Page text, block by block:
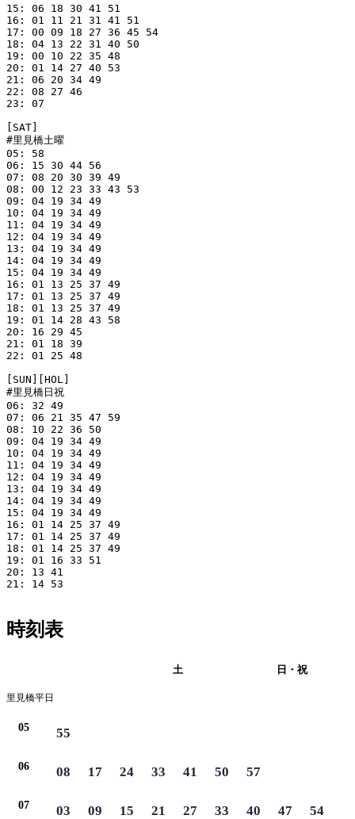
15: 06 18 30 41 51
16: 01 11 21 31 41 51
17: 00 09 18 27 36 45 54
18: 04 13 22 31 40 50
19: 00 10 22 35 48
20: 01 14 27 40 53
21: 06 20 34 49
22: 08 27 46
23: 07
[SAT]
#里見橋土曜
05: 58
06: 15 30 44 56
07: 08 20 30 39 49
08: 00 12 23 33 43 53
09: 04 19 34 49
10: 04 19 34 49
11: 04 19 34 49
12: 04 19 34 49
13: 04 19 34 49
14: 04 19 34 49
15: 04 19 34 49
16: 01 13 25 37 49
17: 01 13 25 37 49
18: 01 13 25 37 49
19: 01 14 28 43 58
20: 16 29 45
21: 01 18 39
22: 01 25 48
[SUN][HOL]
#里見橋日祝
06: 32 49
07: 06 21 35 47 59
08: 10 22 36 50
09: 04 19 34 49
10: 04 19 34 49
11: 04 19 34 49
12: 04 19 34 49
13: 04 19 34 49
14: 04 19 34 49
15: 04 19 34 49
16: 01 14 25 37 49
17: 01 14 25 37 49
18: 01 14 25 37 49
19: 01 16 33 51
20: 13 41
21: 14 53
時刻表
土 日・祝
里見橋平日
05 55
06 08 17 24 33 41 50 57
07 03 09 15 21 27 33 40 47 54